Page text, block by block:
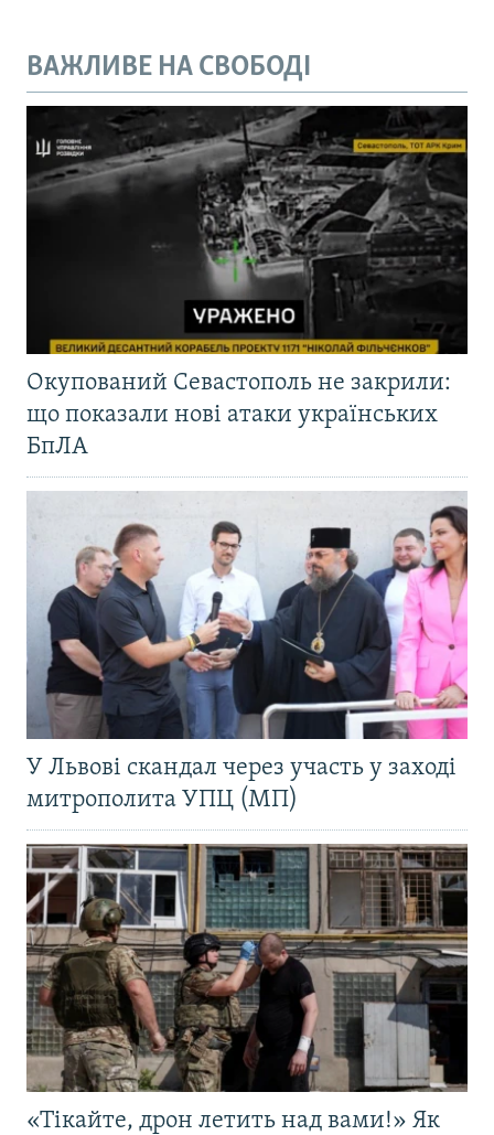
ВАЖЛИВЕ НА СВОБОДІ
Окупований Севастополь не закрили:
що показали нові атаки українських
БпЛА
У Львові скандал через участь у заході
митрополита УПЦ (МП)
«Тікайте, дрон летить над вами!» Як